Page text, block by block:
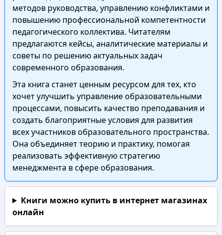
методов руководства, управлению конфликтами и
повышению профессиональной компетентности
педагогического коллектива. Читателям
предлагаются кейсы, аналитические материалы и
советы по решению актуальных задач
современного образования.
Эта книга станет ценным ресурсом для тех, кто
хочет улучшить управление образовательными
процессами, повысить качество преподавания и
создать благоприятные условия для развития
всех участников образовательного пространства.
Она объединяет теорию и практику, помогая
реализовать эффективную стратегию
менеджмента в сфере образования.
Книги можно купить в интернет магазинах
онлайн